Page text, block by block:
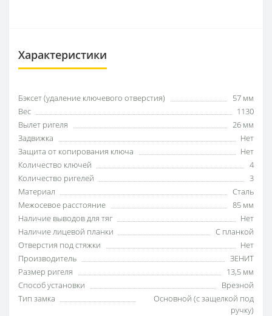
Характеристики
Бэксет (удаление ключевого отверстия)
57 мм
Вес
1130
Вылет ригеля
26 мм
Задвижка
Нет
Защита от копирования ключа
Нет
Количество ключей
4
Количество ригелей
3
Материал
Сталь
Межосевое расстояние
85 мм
Наличие выводов для тяг
Нет
Наличие лицевой планки
С планкой
Отверстия под стяжки
Нет
Производитель
ЗЕНИТ
Размер ригеля
13,5 мм
Способ установки
Врезной
Тип замка
Основной (с защелкой под
ручку)